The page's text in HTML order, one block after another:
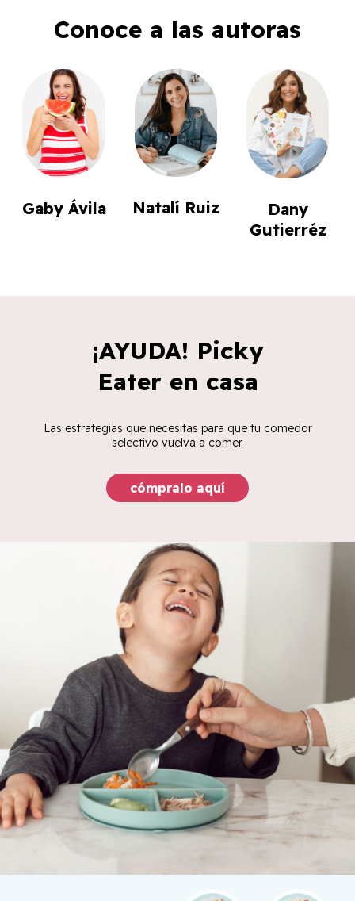
Conoce a las autoras
Gaby Ávila Natalí Ruiz
Dany
Gutierréz
¡AYUDA! Picky
Eater en casa
Las estrategias que necesitas para que tu comedor
selectivo vuelva a comer.
cómpralo aquí